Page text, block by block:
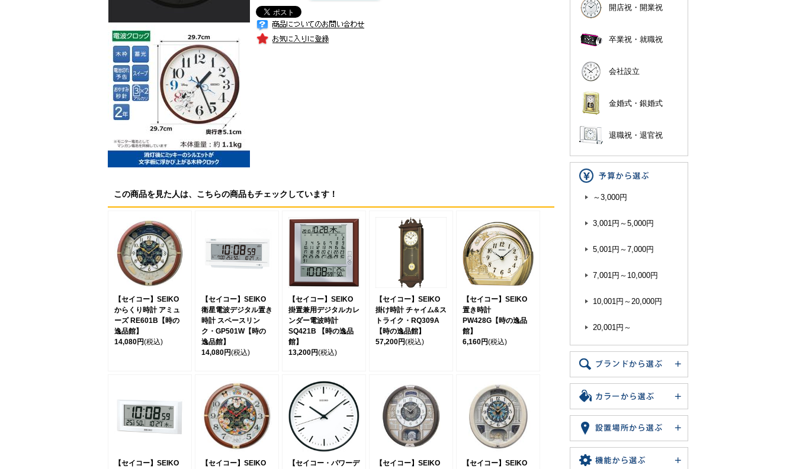
この商品を見た人は、こちらの商品もチェックしています！
【セイコー】SEIKO
からくり時計 アミュ
ーズ RE601B【時の
逸品館】
14,080円(税込)
【セイコー】SEIKO
衛星電波デジタル置き
時計 スペースリン
ク・GP501W【時の
逸品館】
14,080円(税込)
【セイコー】SEIKO
掛置兼用デジタルカレ
ンダー電波時計
SQ421B 【時の逸品
館】
13,200円(税込)
【セイコー】SEIKO
掛け時計 チャイム&ス
トライク・RQ309A
【時の逸品館】
57,200円(税込)
【セイコー】SEIKO
置き時計
PW428G【時の逸品
館】
6,160円(税込)
【セイコー】SEIKO
【セイコー】SEIKO
【セイコー・パワーデ
【セイコー】SEIKO
【セイコー】SEIKO
開店祝・開業祝
卒業祝・就職祝
会社設立
金婚式・銀婚式
退職祝・退官祝
～3,000円
3,001円～5,000円
5,001円～7,000円
7,001円～10,000円
10,001円～20,000円
20,001円～